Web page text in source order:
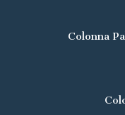
Colonna